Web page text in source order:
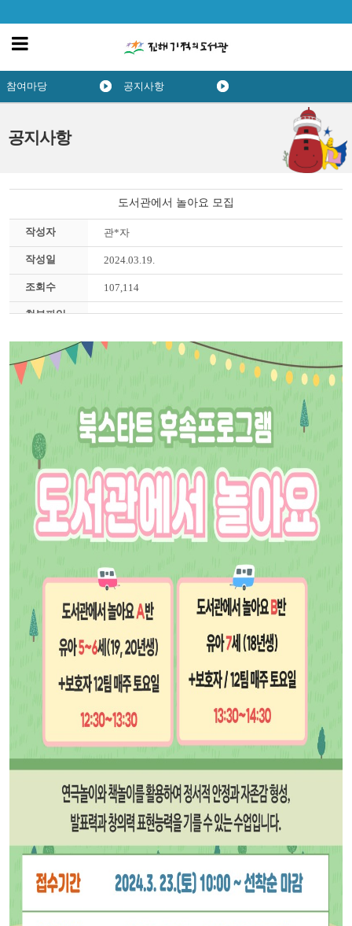
공지사항
참여마당 공지사항
도서관에서 놀아요 모집
작성자 관*자
작성일 2024.03.19.
조회수 107,114
첨부파일